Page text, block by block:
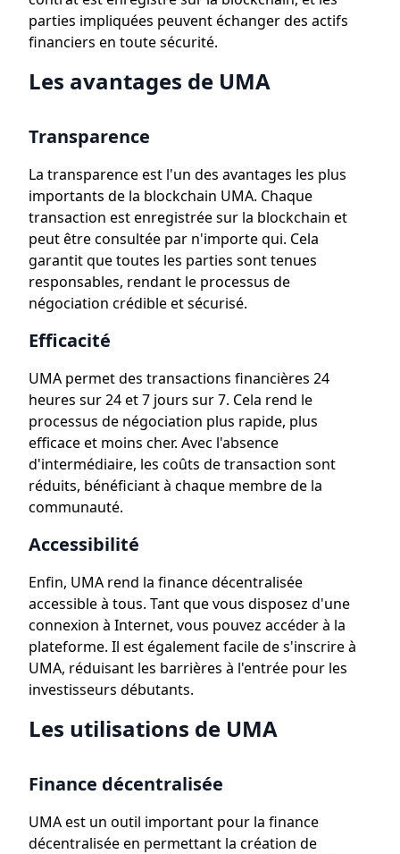
parties impliquées peuvent échanger des actifs
financiers en toute sécurité.
Les avantages de UMA
Transparence
La transparence est l'un des avantages les plus
importants de la blockchain UMA. Chaque
transaction est enregistrée sur la blockchain et
peut être consultée par n'importe qui. Cela
garantit que toutes les parties sont tenues
responsables, rendant le processus de
négociation crédible et sécurisé.
Efficacité
UMA permet des transactions financières 24
heures sur 24 et 7 jours sur 7. Cela rend le
processus de négociation plus rapide, plus
efficace et moins cher. Avec l'absence
d'intermédiaire, les coûts de transaction sont
réduits, bénéficiant à chaque membre de la
communauté.
Accessibilité
Enfin, UMA rend la finance décentralisée
accessible à tous. Tant que vous disposez d'une
connexion à Internet, vous pouvez accéder à la
plateforme. Il est également facile de s'inscrire à
UMA, réduisant les barrières à l'entrée pour les
investisseurs débutants.
Les utilisations de UMA
Finance décentralisée
UMA est un outil important pour la finance
décentralisée en permettant la création de